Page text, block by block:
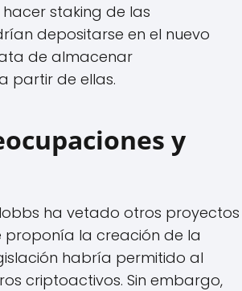
staking de las
depositarse en el nuevo
de almacenar
partir de ellas.
y
ha vetado otros proyectos
proponía la creación de la
habría permitido al
criptoactivos. Sin embargo,